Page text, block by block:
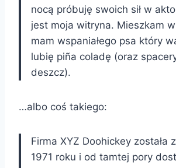
nocą próbuję swoich sił w
jest moja witryna. Mieszkam
mam wspaniałego psa który
lubię piña coladę (oraz
deszcz).
…albo coś takiego:
Firma XYZ Doohickey została
1971 roku i od tamtej pory